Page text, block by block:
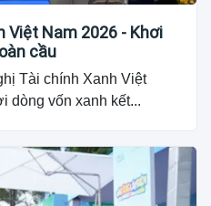
Việt Nam 2026 - Khơi
cầu
Tài chính Xanh Việt
dòng vốn xanh kết...